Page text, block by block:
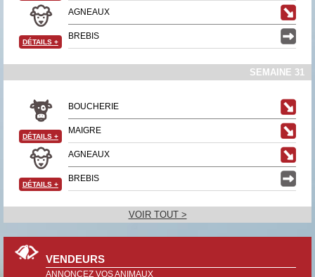
AGNEAUX
BREBIS
DÉTAILS +
SEMAINE 31
BOUCHERIE
MAIGRE
DÉTAILS +
AGNEAUX
BREBIS
DÉTAILS +
VOIR TOUT >
VENDEURS
ANNONCEZ VOS ANIMAUX